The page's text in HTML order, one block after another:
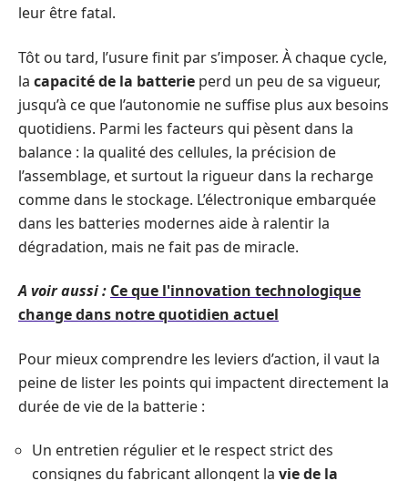
leur être fatal.
Tôt ou tard, l’usure finit par s’imposer. À chaque cycle,
la capacité de la batterie perd un peu de sa vigueur,
jusqu’à ce que l’autonomie ne suffise plus aux besoins
quotidiens. Parmi les facteurs qui pèsent dans la
balance : la qualité des cellules, la précision de
l’assemblage, et surtout la rigueur dans la recharge
comme dans le stockage. L’électronique embarquée
dans les batteries modernes aide à ralentir la
dégradation, mais ne fait pas de miracle.
A voir aussi : Ce que l'innovation technologique
change dans notre quotidien actuel
Pour mieux comprendre les leviers d’action, il vaut la
peine de lister les points qui impactent directement la
durée de vie de la batterie :
Un entretien régulier et le respect strict des
consignes du fabricant allongent la vie de la